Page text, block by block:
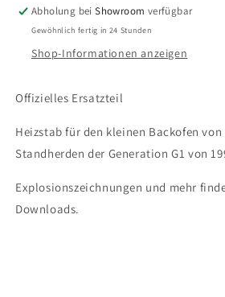
Abholung beiShowroom verfügbar
Gewöhnlich fertig in 24 Stunden
Shop-Informationen anzeigen
Offizielles Ersatzteil
Heizstab für den kleinen Backofen von
Standherden der Generation G1 von
Explosionszeichnungen und mehr
Downloads.